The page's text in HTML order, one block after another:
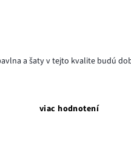
a šaty v tejto kvalite budú
viac hodnotení